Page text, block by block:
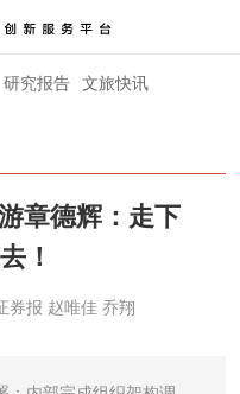
研究报告 文旅快讯
章德辉：走下
！
券报 赵唯佳 乔翔